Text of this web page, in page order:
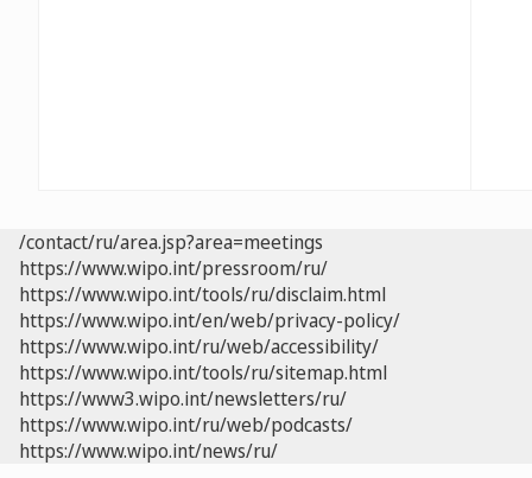
/contact/ru/area.jsp?area=meetings
https://www.wipo.int/pressroom/ru/
https://www.wipo.int/tools/ru/disclaim.html
https://www.wipo.int/en/web/privacy-policy/
https://www.wipo.int/ru/web/accessibility/
https://www.wipo.int/tools/ru/sitemap.html
https://www3.wipo.int/newsletters/ru/
https://www.wipo.int/ru/web/podcasts/
https://www.wipo.int/news/ru/